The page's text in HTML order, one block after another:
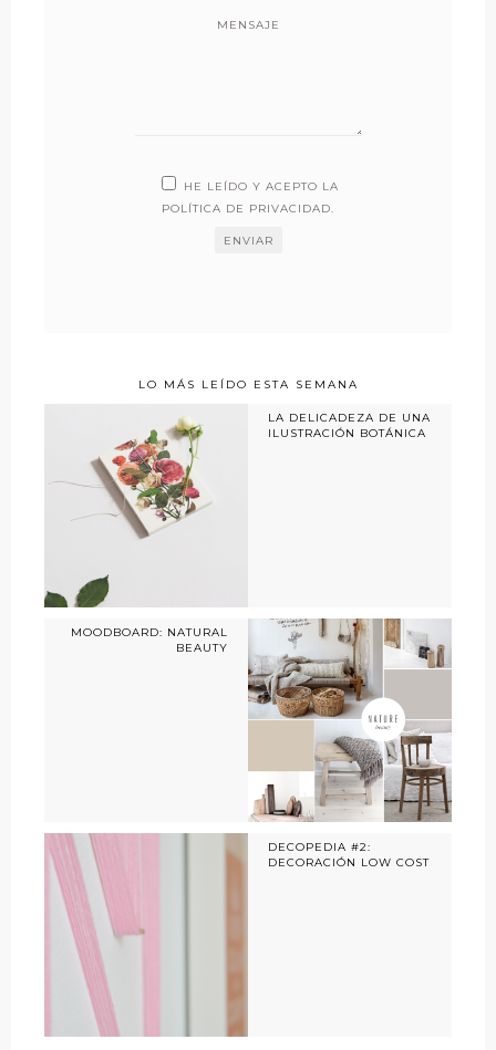
MENSAJE
HE LEÍDO Y ACEPTO LA
POLÍTICA DE PRIVACIDAD.
LO MÁS LEÍDO ESTA SEMANA
LA DELICADEZA DE UNA
ILUSTRACIÓN BOTÁNICA
MOODBOARD: NATURAL
BEAUTY
DECOPEDIA #2:
DECORACIÓN LOW COST